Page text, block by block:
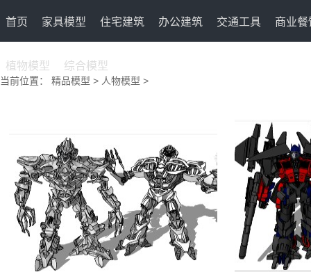
首页 家具模型 住宅建筑 办公建筑 交通工具 商业餐
植物模型 综合模型
当前位置： 精品模型 > 人物模型 >